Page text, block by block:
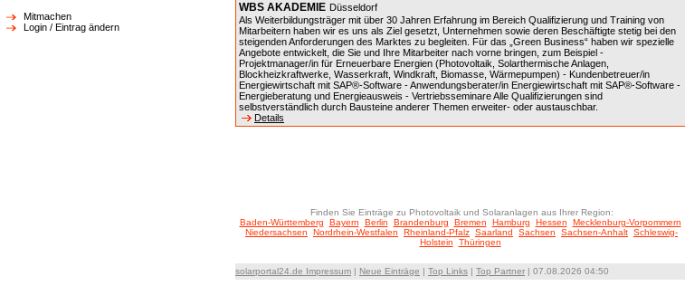
Mitmachen
Login / Eintrag ändern
WBS AKADEMIE Düsseldorf
Als Weiterbildungsträger mit über 30 Jahren Erfahrung im Bereich Qualifizierung und Training von
Mitarbeitern haben wir es uns als Ziel gesetzt, Unternehmen sowie deren Beschäftigte stetig bei den
steigenden Anforderungen des Marktes zu begleiten. Für das „Green Business“ haben wir spezielle
Angebote entwickelt, die Sie und Ihre Mitarbeiter nach vorne bringen, zum Beispiel -
Projektmanager/in für Erneuerbare Energien (Photovoltaik, Solarthermische Anlagen,
Blockheizkraftwerke, Wasserkraft, Windkraft, Biomasse, Wärmepumpen) - Kundenbetreuer/in
Energiewirtschaft mit SAP®-Software - Anwendungsberater/in Energiewirtschaft mit SAP®-Software -
Energieberatung und Energieausweis - Vertriebsseminare Alle Qualifizierungen sind
selbstverständlich durch Bausteine anderer Themen erweiter- oder austauschbar.
Details
Finden Sie Einträge zu Photovoltaik und Solaranlagen aus Ihrer Region:
Baden-Württemberg
Bayern Berlin Brandenburg Bremen Hamburg Hessen
Mecklenburg-Vorpommern
Niedersachsen
Nordrhein-Westfalen Rheinland-Pfalz Saarland Sachsen Sachsen-Anhalt Schleswig-
Holstein
Thüringen
solarportal24.de Impressum | Neue Einträge | Top Links | Top Partner | 07.08.2026 04:50